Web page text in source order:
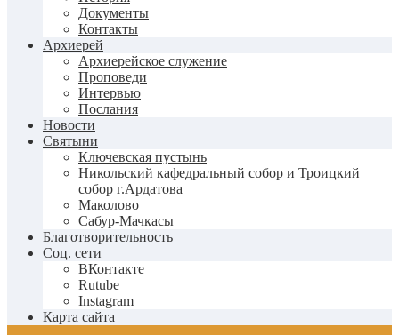
Документы
Контакты
Архиерей
Архиерейское служение
Проповеди
Интервью
Послания
Новости
Святыни
Ключевская пустынь
Никольский кафедральный собор и Троицкий
собор г.Ардатова
Маколово
Сабур-Мачкасы
Благотворительность
Соц. сети
ВКонтакте
Rutube
Instagram
Карта сайта